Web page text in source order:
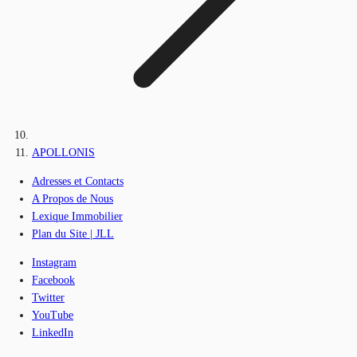
APOLLONIS
Adresses et Contacts
A Propos de Nous
Lexique Immobilier
Plan du Site | JLL
Instagram
Facebook
Twitter
YouTube
LinkedIn